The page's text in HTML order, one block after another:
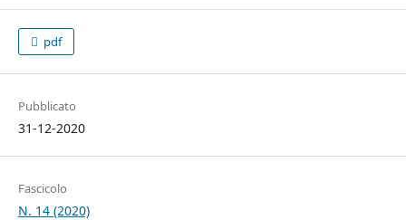
pdf
Pubblicato
31-12-2020
Fascicolo
N. 14 (2020)